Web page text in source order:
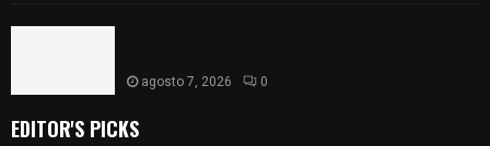
agosto 7, 2026 0
EDITOR'S PICKS